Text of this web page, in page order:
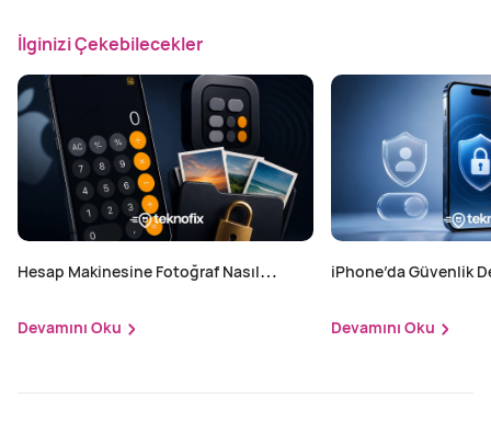
İlginizi Çekebilecekler
Hesap Makinesine Fotoğraf Nasıl
Devamını Oku
iPhone’da Güvenlik
Devamını Oku